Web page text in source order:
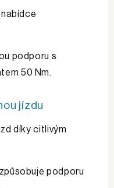
podporu s
50 Nm.
jízdu
díky citlivým
podporu